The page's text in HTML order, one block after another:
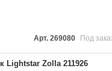
Арт. 269080 Под
Lightstar Zolla 211926